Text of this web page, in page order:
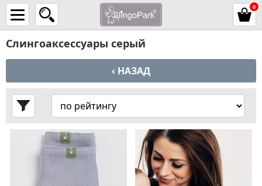
0
Слингоаксессуары серый
‹ НАЗАД